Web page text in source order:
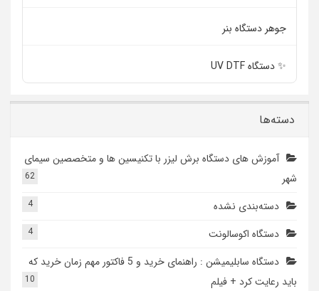
جوهر دستگاه بنر
✨ دستگاه UV DTF
دسته‌ها
آموزش های دستگاه برش لیزر با تکنیسین ها و متخصصین سیمای
شهر
62
دسته‌بندی نشده 4
دستگاه اکوسالونت 4
دستگاه سابلیمیشن : راهنمای خرید و 5 فاکتور مهم زمان خرید که
باید رعایت کرد + فیلم
10